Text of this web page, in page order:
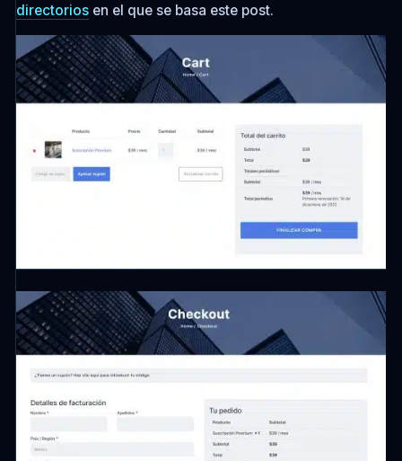
directoriosen el que se basa este post.